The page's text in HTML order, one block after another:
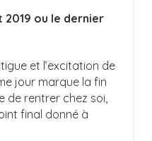
2019 ou le dernier
et l’excitation de
jour marque la fin
de rentrer chez soi,
final donné à